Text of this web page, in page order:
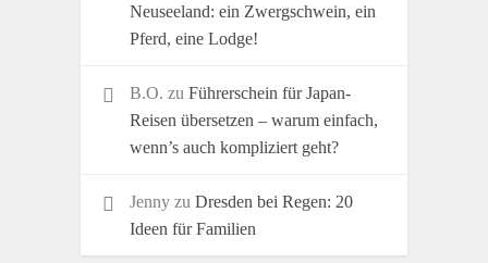
Neuseeland: ein Zwergschwein, ein
Pferd, eine Lodge!
B.O. zu Führerschein für Japan-
Reisen übersetzen – warum einfach,
wenn’s auch kompliziert geht?
Jenny zu Dresden bei Regen: 20
Ideen für Familien